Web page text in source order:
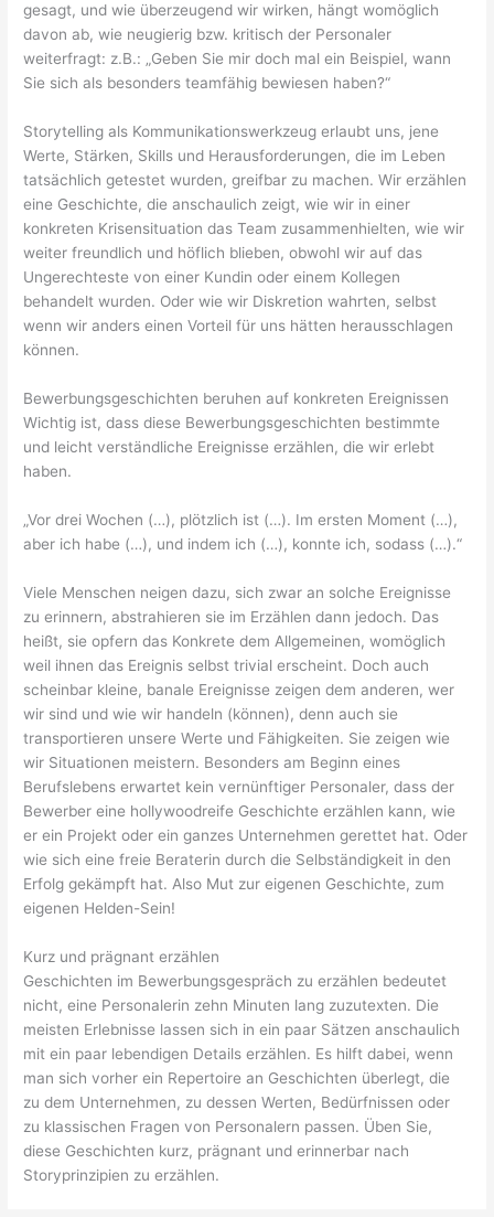
gesagt, und wie überzeugend wir wirken, hängt womöglich
davon ab, wie neugierig bzw. kritisch der Personaler
weiterfragt: z.B.: „Geben Sie mir doch mal ein Beispiel, wann
Sie sich als besonders teamfähig bewiesen haben?“
Storytelling als Kommunikationswerkzeug erlaubt uns, jene
Werte, Stärken, Skills und Herausforderungen, die im Leben
tatsächlich getestet wurden, greifbar zu machen. Wir erzählen
eine Geschichte, die anschaulich zeigt, wie wir in einer
konkreten Krisensituation das Team zusammenhielten, wie wir
weiter freundlich und höflich blieben, obwohl wir auf das
Ungerechteste von einer Kundin oder einem Kollegen
behandelt wurden. Oder wie wir Diskretion wahrten, selbst
wenn wir anders einen Vorteil für uns hätten herausschlagen
können.
Bewerbungsgeschichten beruhen auf konkreten Ereignissen
Wichtig ist, dass diese Bewerbungsgeschichten bestimmte
und leicht verständliche Ereignisse erzählen, die wir erlebt
haben.
„Vor drei Wochen (…), plötzlich ist (…). Im ersten Moment (…),
aber ich habe (…), und indem ich (…), konnte ich, sodass (…).“
Viele Menschen neigen dazu, sich zwar an solche Ereignisse
zu erinnern, abstrahieren sie im Erzählen dann jedoch. Das
heißt, sie opfern das Konkrete dem Allgemeinen, womöglich
weil ihnen das Ereignis selbst trivial erscheint. Doch auch
scheinbar kleine, banale Ereignisse zeigen dem anderen, wer
wir sind und wie wir handeln (können), denn auch sie
transportieren unsere Werte und Fähigkeiten. Sie zeigen wie
wir Situationen meistern. Besonders am Beginn eines
Berufslebens erwartet kein vernünftiger Personaler, dass der
Bewerber eine hollywoodreife Geschichte erzählen kann, wie
er ein Projekt oder ein ganzes Unternehmen gerettet hat. Oder
wie sich eine freie Beraterin durch die Selbständigkeit in den
Erfolg gekämpft hat. Also Mut zur eigenen Geschichte, zum
eigenen Helden-Sein!
Kurz und prägnant erzählen
Geschichten im Bewerbungsgespräch zu erzählen bedeutet
nicht, eine Personalerin zehn Minuten lang zuzutexten. Die
meisten Erlebnisse lassen sich in ein paar Sätzen anschaulich
mit ein paar lebendigen Details erzählen. Es hilft dabei, wenn
man sich vorher ein Repertoire an Geschichten überlegt, die
zu dem Unternehmen, zu dessen Werten, Bedürfnissen oder
zu klassischen Fragen von Personalern passen. Üben Sie,
diese Geschichten kurz, prägnant und erinnerbar nach
Storyprinzipien zu erzählen.